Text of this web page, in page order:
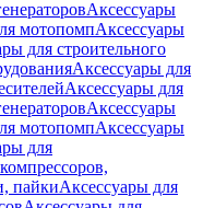
Аксессуары
мотопомпАксессуары
для строительного
Аксессуары для
Аксессуары для
Аксессуары
мотопомпАксессуары
для
пайкиАксессуары для